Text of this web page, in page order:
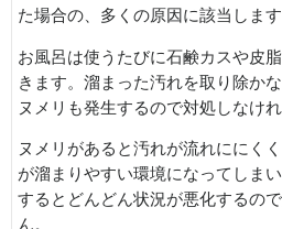
た場合の、多くの原因に該当します
お風呂は使うたびに石鹸カスや皮
きます。溜まった汚れを取り除か
ヌメリも発生するので対処しなけ
ヌメリがあると汚れが流れににく
が溜まりやすい環境になってしま
するとどんどん状況が悪化するの
ん。